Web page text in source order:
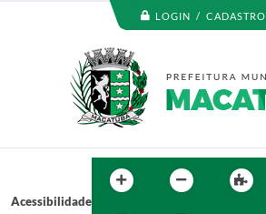
LOGIN / CADASTRO
Acessibilidade